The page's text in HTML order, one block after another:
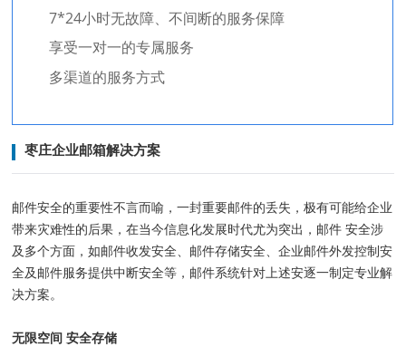
7*24小时无故障、不间断的服务保障
享受一对一的专属服务
多渠道的服务方式
枣庄企业邮箱解决方案
邮件安全的重要性不言而喻，一封重要邮件的丢失，极有可能给企业
带来灾难性的后果，在当今信息化发展时代尤为突出，邮件 安全涉
及多个方面，如邮件收发安全、邮件存储安全、企业邮件外发控制安
全及邮件服务提供中断安全等，邮件系统针对上述安逐一制定专业解
决方案。
无限空间 安全存储